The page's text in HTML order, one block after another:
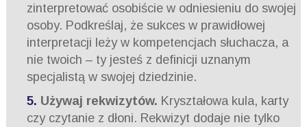
zinterpretować osobiście w odniesieniu do swojej
osoby. Podkreślaj, że sukces w prawidłowej
interpretacji leży w kompetencjach słuchacza, a
nie twoich – ty jesteś z definicji uznanym
specjalistą w swojej dziedzinie.
Używaj rekwizytów. Kryształowa kula, karty
czy czytanie z dłoni. Rekwizyt dodaje nie tylko